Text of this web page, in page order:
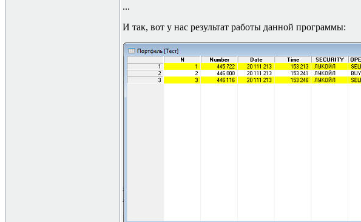
...
И так, вот у нас результат работы данной программы: